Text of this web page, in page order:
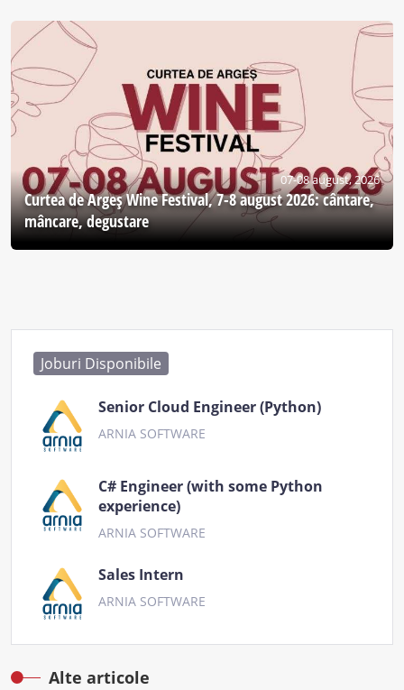
07-08 august, 2026
Curtea de Argeş Wine Festival, 7-8 august 2026: cântare,
mâncare, degustare
Joburi Disponibile
Senior Cloud Engineer (Python)
ARNIA SOFTWARE
C# Engineer (with some Python
experience)
ARNIA SOFTWARE
Sales Intern
ARNIA SOFTWARE
Alte articole